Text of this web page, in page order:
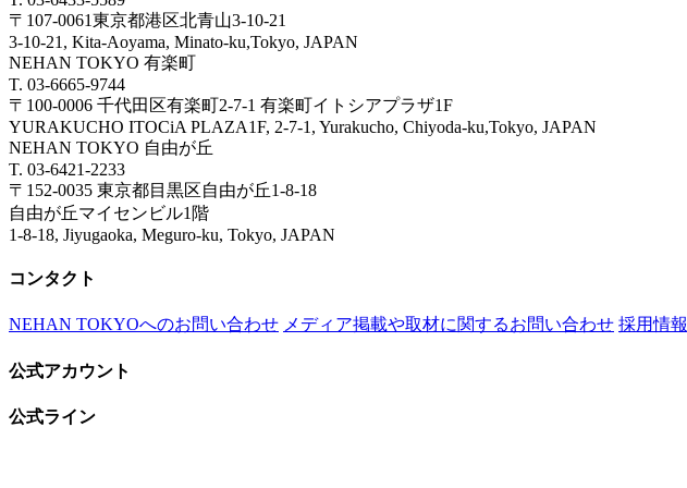
〒107-0061東京都港区北青山3-10-21
3-10-21, Kita-Aoyama, Minato-ku,Tokyo, JAPAN
NEHAN TOKYO 有楽町
T. 03-6665-9744
〒100-0006 千代田区有楽町2-7-1 有楽町イトシアプラザ1F
YURAKUCHO ITOCiA PLAZA1F, 2-7-1, Yurakucho, Chiyoda-ku,Tokyo, JAPAN
NEHAN TOKYO 自由が丘
T. 03-6421-2233
〒152-0035 東京都目黒区自由が丘1-8-18
自由が丘マイセンビル1階
1-8-18, Jiyugaoka, Meguro-ku, Tokyo, JAPAN
コンタクト
NEHAN TOKYOへのお問い合わせ メディア掲載や取材に関するお問い合わせ 採用情報
公式アカウント
公式ライン